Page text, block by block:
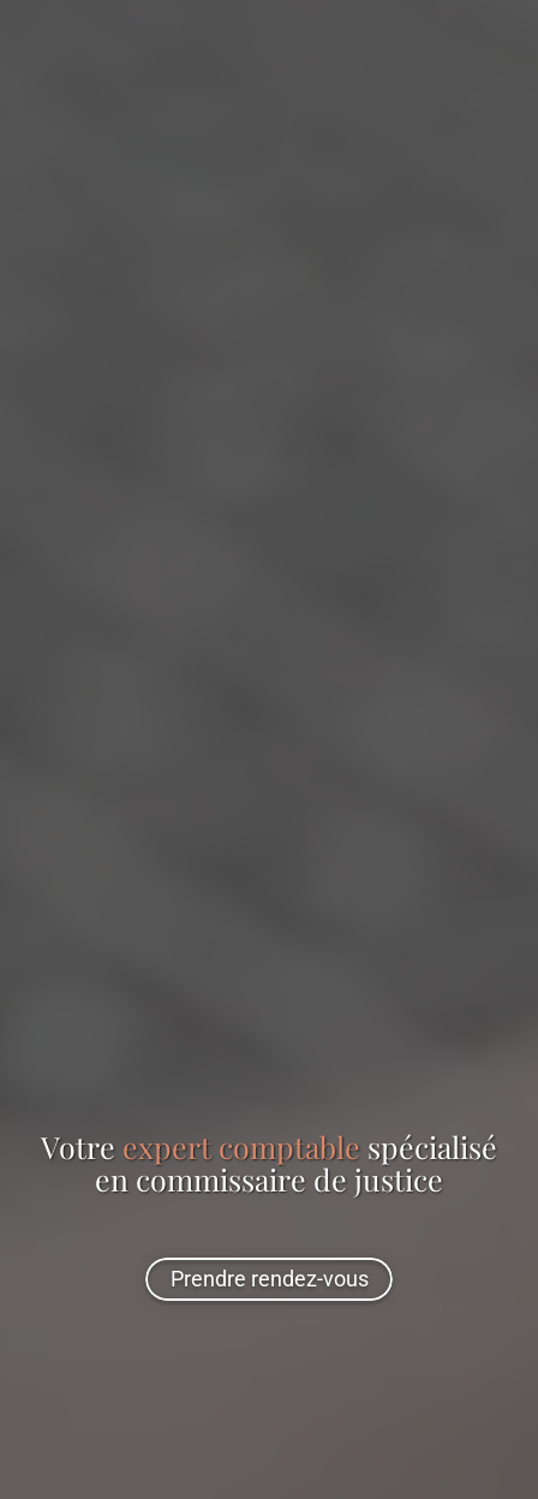
Votre expert comptable spécialisé
en commissaire de justice
Prendre rendez-vous